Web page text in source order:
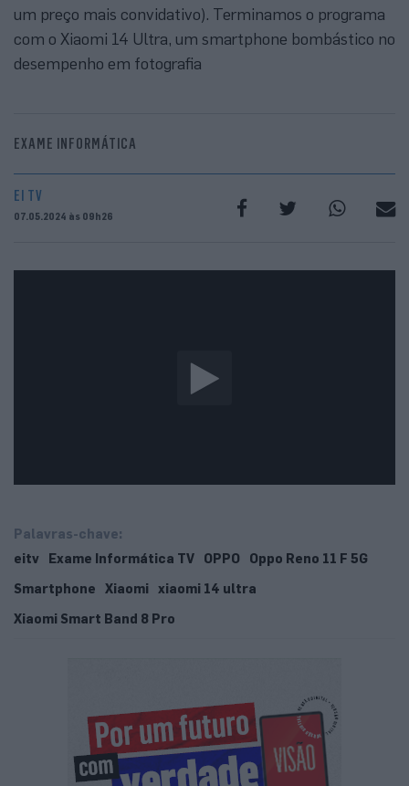
um preço mais convidativo). Terminamos o programa
com o Xiaomi 14 Ultra, um smartphone bombástico no
desempenho em fotografia
EXAME INFORMÁTICA
EI TV
07.05.2024 às 09h26
Palavras-chave:
eitv
Exame Informática TV OPPO
Oppo Reno 11 F 5G
Smartphone
Xiaomi
xiaomi 14 ultra
Xiaomi Smart Band 8 Pro